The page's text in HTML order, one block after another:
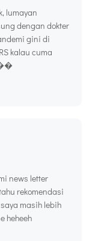
lumayan
dengan dokter
gini di
kalau cuma
��
news letter
rekomendasi
masih lebih
heheeh